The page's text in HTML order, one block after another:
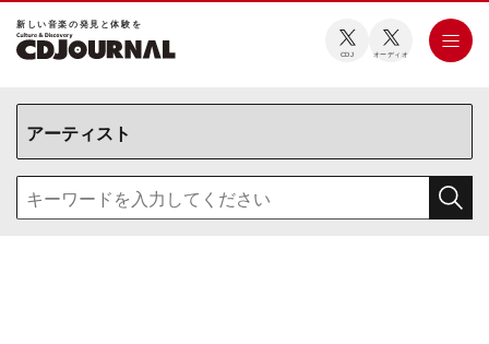
新しい⾳楽の発⾒と体験を
CDJ オーディオ